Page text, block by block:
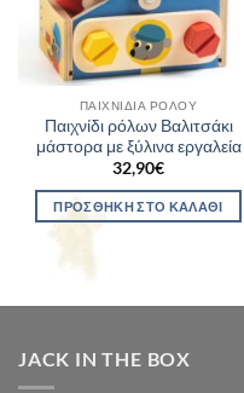
ΠΑΙΧΝΊΔΙΑ ΡΌΛΟΥ
Παιχνίδι ρόλων Βαλιτσάκι
μάστορα με ξύλινα εργαλεία
32,90€
ΠΡΟΣΘΉΚΗ ΣΤΟ ΚΑΛΆΘΙ
JACK IN THE BOX